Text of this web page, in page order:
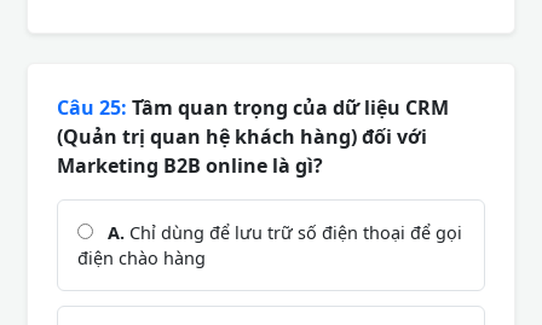
Câu 25: Tầm quan trọng của dữ liệu CRM
(Quản trị quan hệ khách hàng) đối với
Marketing B2B online là gì?
A. Chỉ dùng để lưu trữ số điện thoại để gọi
điện chào hàng